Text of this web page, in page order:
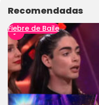
Recomendadas
Fiebre de Baile